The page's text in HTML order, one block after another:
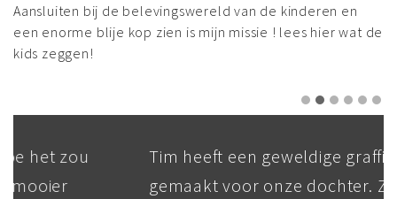
Aansluiten bij de belevingswereld van de kinderen en
een enorme blije kop zien is mijn missie ! lees hier wat de
kids zeggen!
Tim heeft een geweldige graffiti
gemaakt voor onze dochter. Ze is echt